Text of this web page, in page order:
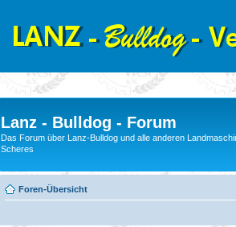
Lanz - Bulldog - Forum
Das Forum über Lanz-Bulldog und alle anderen
Scheres
Foren-Übersicht